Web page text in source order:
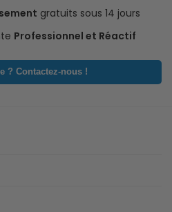
gratuits sous 14 jours
Professionnel et Réactif
? Contactez-nous !